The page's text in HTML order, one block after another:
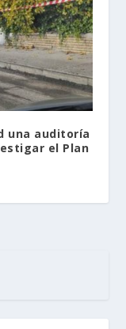
una auditoría
el Plan